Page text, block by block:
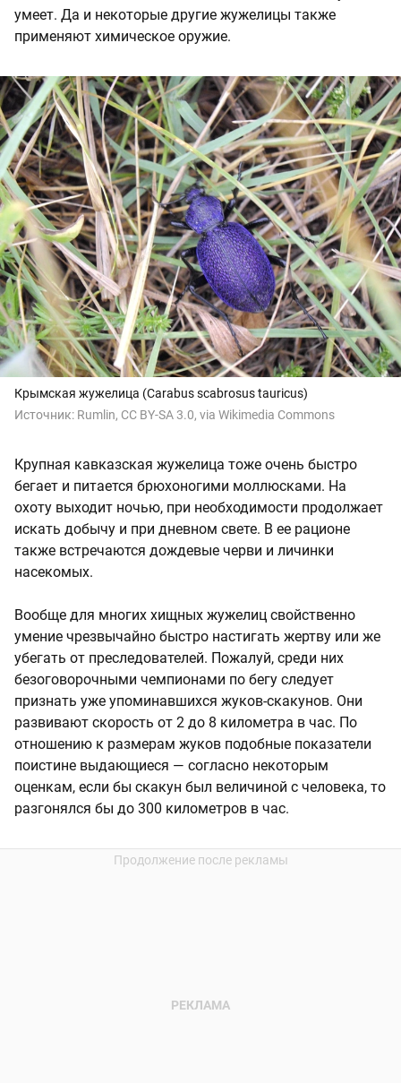
умеет. Да и некоторые другие жужелицы также
применяют химическое оружие.
Крымская жужелица (Carabus scabrosus tauricus)
Источник: Rumlin, CC BY-SA 3.0, via Wikimedia Commons
Крупная кавказская жужелица тоже очень быстро
бегает и питается брюхоногими моллюсками. На
охоту выходит ночью, при необходимости продолжает
искать добычу и при дневном свете. В ее рационе
также встречаются дождевые черви и личинки
насекомых.
Вообще для многих хищных жужелиц свойственно
умение чрезвычайно быстро настигать жертву или же
убегать от преследователей. Пожалуй, среди них
безоговорочными чемпионами по бегу следует
признать уже упоминавшихся жуков-скакунов. Они
развивают скорость от 2 до 8 километра в час. По
отношению к размерам жуков подобные показатели
поистине выдающиеся — согласно некоторым
оценкам, если бы скакун был величиной с человека, то
разгонялся бы до 300 километров в час.